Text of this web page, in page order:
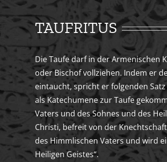
TAUFRITUS
Die Taufe darf in der
oder Bischof vollziehen. Indem er
eintaucht, spricht er folgenden
als Katechumene zur Taufe
Vaters und des Sohnes und des
Christi, befreit von der
des Himmlischen Vaters und wird
Heiligen Geistes“.